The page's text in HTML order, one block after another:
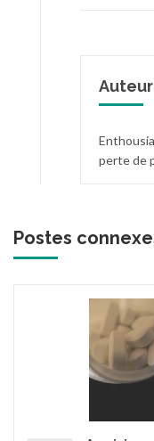
perte de
Postes